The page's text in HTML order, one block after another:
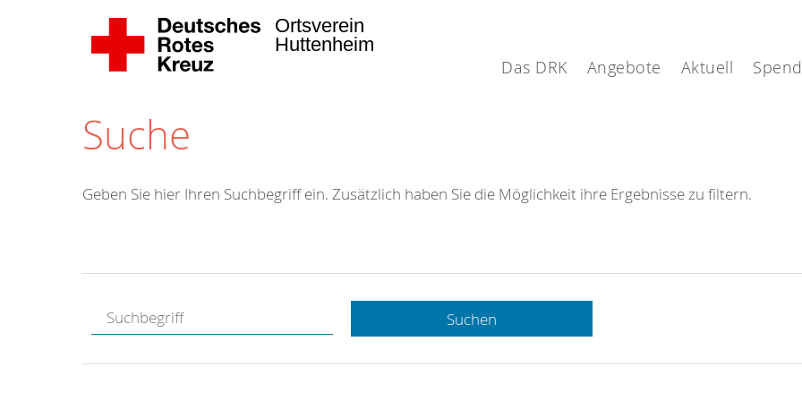
Das DRK Angebote Aktuell
Ortsverein
Huttenheim
Suche
Hotline.
gerne.
Geben Sie hier Ihren Suchbegriff ein. Zusätzlich haben Sie die Möglichkeit ihre Ergebnisse zu filtern.
Suchen